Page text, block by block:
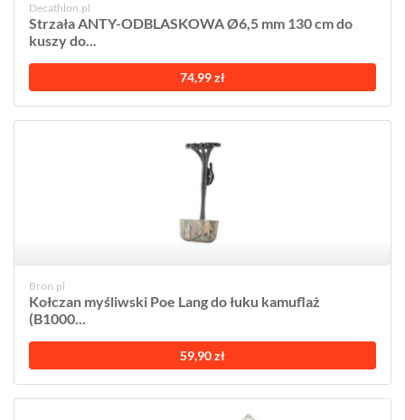
Decathlon.pl
Strzała ANTY-ODBLASKOWA Ø6,5 mm 130 cm do
kuszy do...
74,99 zł
Bron.pl
Kołczan myśliwski Poe Lang do łuku kamuflaż
(B1000...
59,90 zł